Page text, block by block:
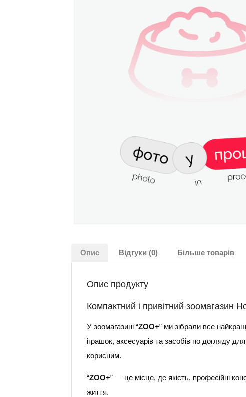
Опис Відгуки (0) Більше товарів
Опис продукту
Компактний і привітний зоомагазин
У зоомагазині “ZOO+” ми зібрали все
іграшок, аксесуарів та засобів по догляду
корисним.
“ZOO+” — це місце, де якість, професійні
життя.